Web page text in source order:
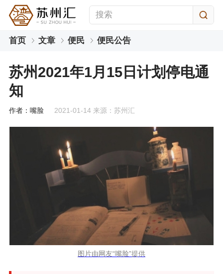
首页 文章 便民 便民公告
苏州2021年1月15日计划停电通
知
作者：嘴脸 2021-01-14 来源：苏州汇
图片由网友“嘴脸”提供